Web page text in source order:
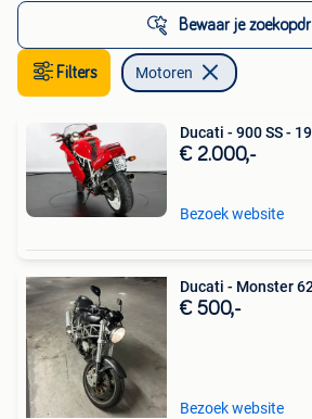
Bewaar je
Filters Motoren
Ducati - 900 SS -
€ 2.000,-
Bezoek website
Ducati - Monster
€ 500,-
Bezoek website